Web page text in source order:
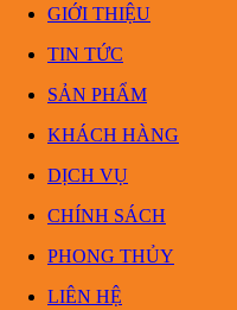
GIỚI THIỆU
TIN TỨC
SẢN PHẨM
KHÁCH HÀNG
DỊCH VỤ
CHÍNH SÁCH
PHONG THỦY
LIÊN HỆ